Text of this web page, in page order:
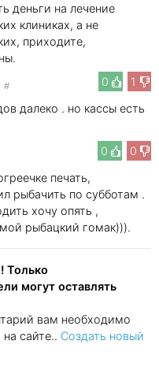
деньги на лечение
клиниках, а не
приходите,
0
1
#
далеко . но кассы есть
0
0
печать,
рыбачить по субботам .
хочу опять ,
рыбацкий гомак))).
Только
могут оставлять
вам необходимо
сайте.. Создать новый